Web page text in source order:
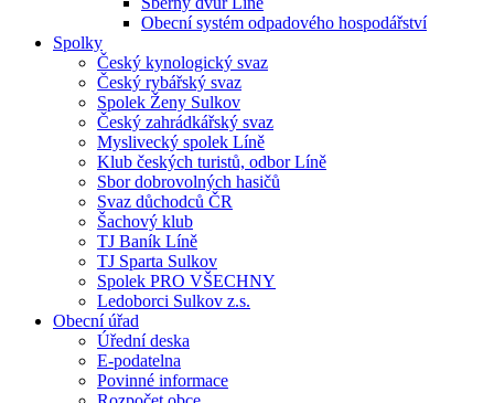
Obecní systém odpadového hospodářství
Spolky
Český kynologický svaz
Český rybářský svaz
Spolek Ženy Sulkov
Český zahrádkářský svaz
Myslivecký spolek Líně
Klub českých turistů, odbor Líně
Sbor dobrovolných hasičů
Svaz důchodců ČR
Šachový klub
TJ Baník Líně
TJ Sparta Sulkov
Spolek PRO VŠECHNY
Ledoborci Sulkov z.s.
Obecní úřad
Úřední deska
E-podatelna
Povinné informace